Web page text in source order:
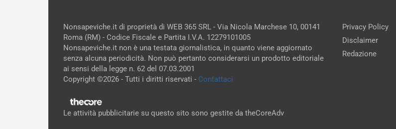
Nonsapeviche.it di proprietà di WEB 365 SRL - Via Nicola Marchese 10, 00141
Roma (RM) - Codice Fiscale e Partita I.V.A. 12279101005
Nonsapeviche.it non è una testata giornalistica, in quanto viene aggiornato
senza alcuna periodicità. Non può pertanto considerarsi un prodotto editoriale
ai sensi della legge n. 62 del 07.03.2001
Copyright ©2026 - Tutti i diritti riservati - Contattaci
Le attività pubblicitarie su questo sito sono gestite da theCoreAdv
Privacy Policy
Disclaimer
Redazione